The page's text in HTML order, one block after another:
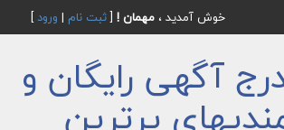
خوش آمدید ، مهمان ![ثبت نام | ورود]
آگهی رایگان و
پرترین